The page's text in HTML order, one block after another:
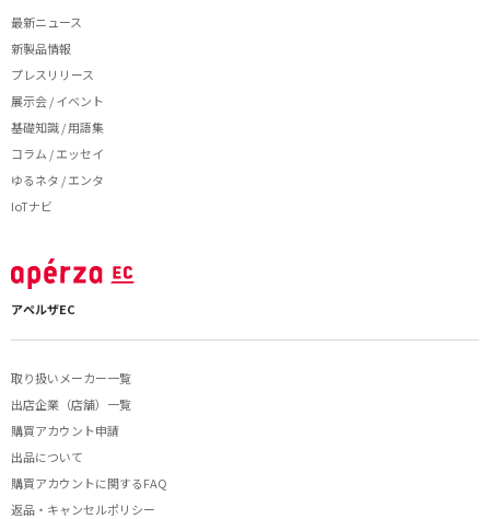
最新ニュース
新製品情報
プレスリリース
展示会 / イベント
基礎知識 / 用語集
コラム / エッセイ
ゆるネタ / エンタ
IoTナビ
アペルザEC
取り扱いメーカー一覧
出店企業（店舗）一覧
購買アカウント申請
出品について
購買アカウントに関するFAQ
返品・キャンセルポリシー